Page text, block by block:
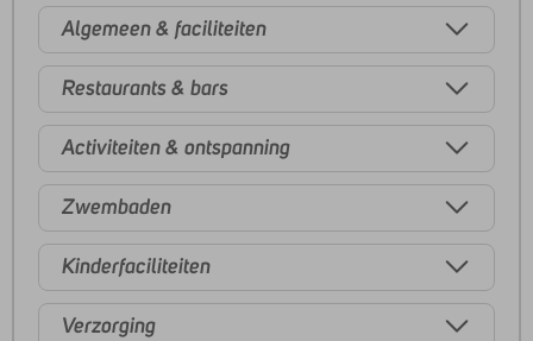
Algemeen & faciliteiten
Restaurants & bars
Activiteiten & ontspanning
Zwembaden
Kinderfaciliteiten
Verzorging